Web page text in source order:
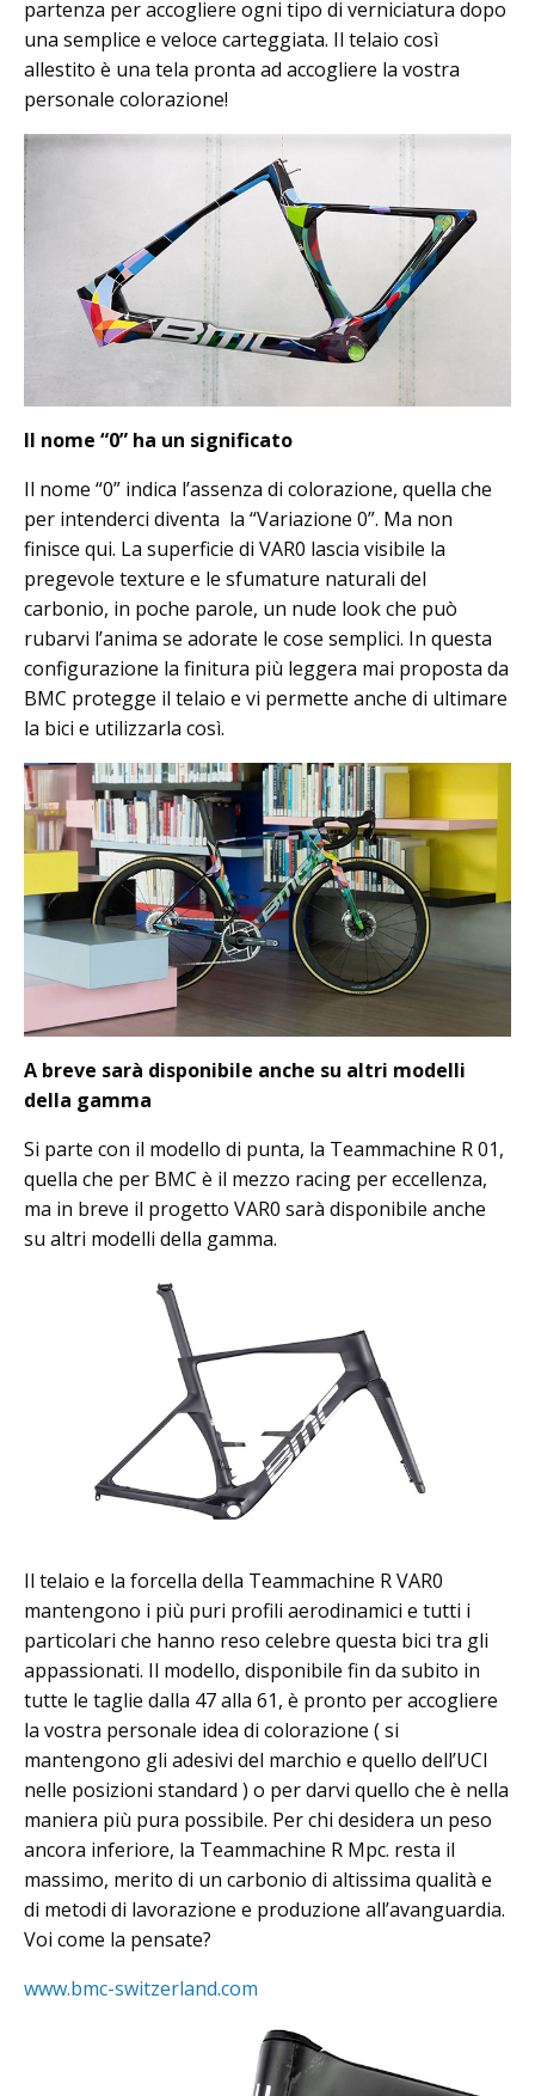
partenza per accogliere ogni tipo di verniciatura dopo
una semplice e veloce carteggiata. Il telaio così
allestito è una tela pronta ad accogliere la vostra
personale colorazione!
Il nome “0” ha un significato
Il nome “0” indica l’assenza di colorazione, quella che
per intenderci diventa la “Variazione 0”. Ma non
finisce qui. La superficie di VAR0 lascia visibile la
pregevole texture e le sfumature naturali del
carbonio, in poche parole, un nude look che può
rubarvi l’anima se adorate le cose semplici. In questa
configurazione la finitura più leggera mai proposta da
BMC protegge il telaio e vi permette anche di ultimare
la bici e utilizzarla così.
A breve sarà disponibile anche su altri modelli
della gamma
Si parte con il modello di punta, la Teammachine R 01,
quella che per BMC è il mezzo racing per eccellenza,
ma in breve il progetto VAR0 sarà disponibile anche
su altri modelli della gamma.
Il telaio e la forcella della Teammachine R VAR0
mantengono i più puri profili aerodinamici e tutti i
particolari che hanno reso celebre questa bici tra gli
appassionati. Il modello, disponibile fin da subito in
tutte le taglie dalla 47 alla 61, è pronto per accogliere
la vostra personale idea di colorazione ( si
mantengono gli adesivi del marchio e quello dell’UCI
nelle posizioni standard ) o per darvi quello che è nella
maniera più pura possibile. Per chi desidera un peso
ancora inferiore, la Teammachine R Mpc. resta il
massimo, merito di un carbonio di altissima qualità e
di metodi di lavorazione e produzione all’avanguardia.
Voi come la pensate?
www.bmc-switzerland.com